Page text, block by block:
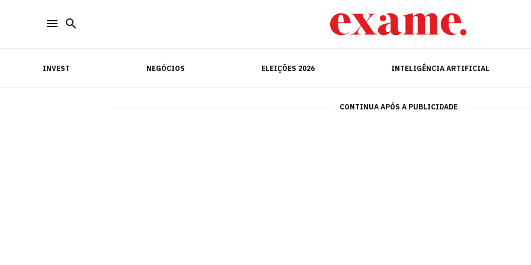
INVEST NEGÓCIOS ELEIÇÕES 2026 INTELIGÊNCIA ARTIFICIAL
INVEST INTELIGÊNCIA ARTIFICIAL
CONTINUA APÓS A PUBLICIDADE